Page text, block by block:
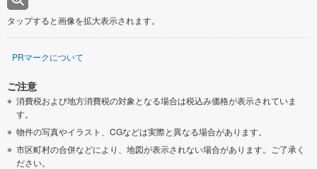
タップすると画像を拡大表示されます。
PRマークについて
ご注意
消費税および地方消費税の対象となる場合は税込み価格が表示されていま
す。
物件の写真やイラスト、CGなどは実際と異なる場合があります。
市区町村の合併などにより、地図が表示されない場合があります。ご了承く
ださい。